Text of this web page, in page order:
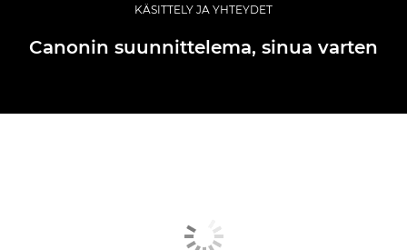
EOS R6
KÄSITTELY JA YHTEYDET
Canonin suunnittelema, sinua varten